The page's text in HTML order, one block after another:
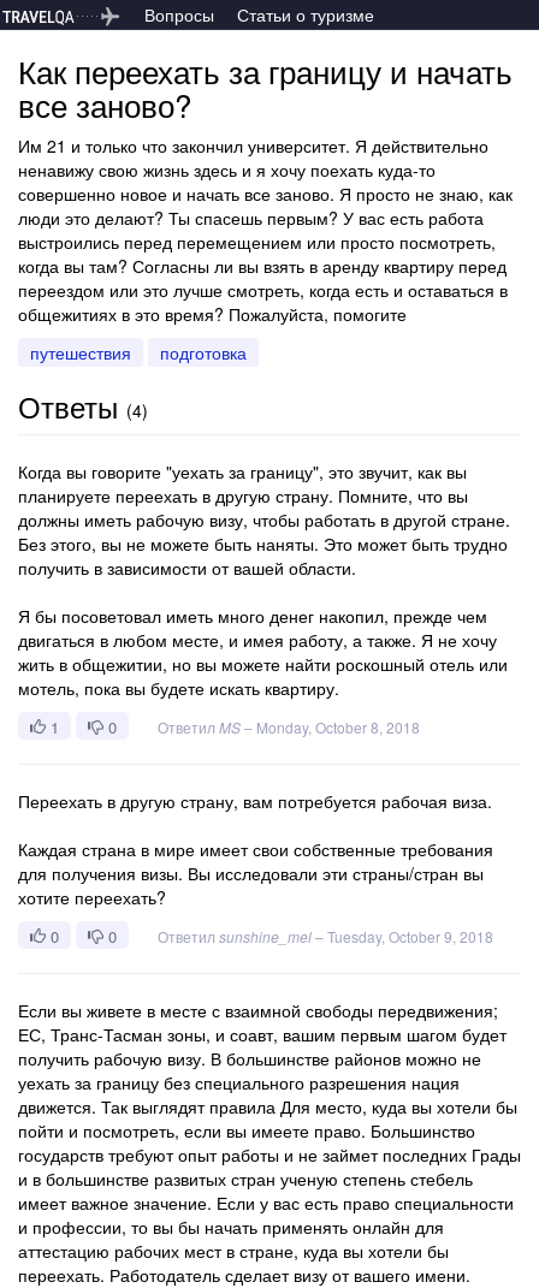
Вопросы Статьи о туризме
Как переехать за границу и начать
все заново?
Им 21 и только что закончил университет. Я действительно
ненавижу свою жизнь здесь и я хочу поехать куда-то
совершенно новое и начать все заново. Я просто не знаю, как
люди это делают? Ты спасешь первым? У вас есть работа
выстроились перед перемещением или просто посмотреть,
когда вы там? Согласны ли вы взять в аренду квартиру перед
переездом или это лучше смотреть, когда есть и оставаться в
общежитиях в это время? Пожалуйста, помогите
путешествия
подготовка
Ответы (4)
Когда вы говорите "уехать за границу", это звучит, как вы
планируете переехать в другую страну. Помните, что вы
должны иметь рабочую визу, чтобы работать в другой стране.
Без этого, вы не можете быть наняты. Это может быть трудно
получить в зависимости от вашей области.
Я бы посоветовал иметь много денег накопил, прежде чем
двигаться в любом месте, и имея работу, а также. Я не хочу
жить в общежитии, но вы можете найти роскошный отель или
мотель, пока вы будете искать квартиру.
1 0 Ответил MS– Monday, October 8, 2018
Переехать в другую страну, вам потребуется рабочая виза.
Каждая страна в мире имеет свои собственные требования
для получения визы. Вы исследовали эти страны/стран вы
хотите переехать?
0 0 Ответил sunshine_mel–Tuesday, October 9, 2018
Если вы живете в месте с взаимной свободы передвижения;
ЕС, Транс-Тасман зоны, и соавт, вашим первым шагом будет
получить рабочую визу. В большинстве районов можно не
уехать за границу без специального разрешения нация
движется. Так выглядят правила Для место, куда вы хотели бы
пойти и посмотреть, если вы имеете право. Большинство
государств требуют опыт работы и не займет последних Грады
и в большинстве развитых стран ученую степень стебель
имеет важное значение. Если у вас есть право специальности
и профессии, то вы бы начать применять онлайн для
аттестацию рабочих мест в стране, куда вы хотели бы
переехать. Работодатель сделает визу от вашего имени.